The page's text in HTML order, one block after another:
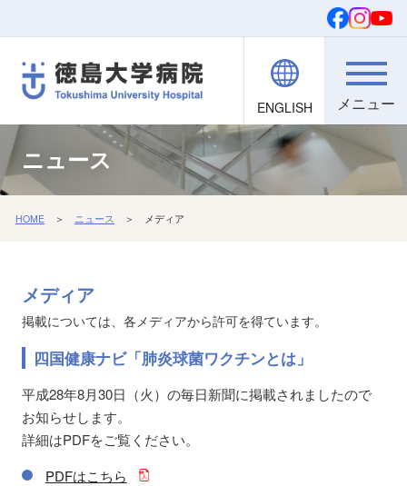
ご寄付
ENGLISH 検索
院内職員向け
文字・背景
ニュース
HOME ＞ ニュース ＞ メディア
メディア
掲載については、各メディアから許可を得ています。
四国健康ナビ「肺炎球菌ワクチンとは」
平成28年8月30日（火）の毎日新聞に掲載されましたので
お知らせします。
詳細はPDFをご覧ください。
PDFはこちら